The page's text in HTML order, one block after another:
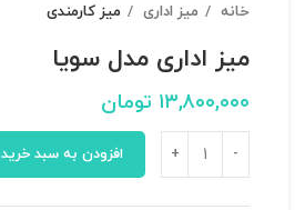
خانه میز اداری میز کارمندی
میز اداری مدل سویا
۱۳,۸۰۰,۰۰۰ تومان
افزودن به سبد خرید